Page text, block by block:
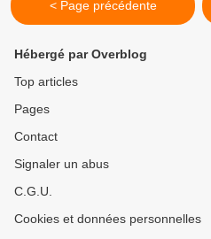
< Page précédente
Hébergé par Overblog
Top articles
Pages
Contact
Signaler un abus
C.G.U.
Cookies et données personnelles